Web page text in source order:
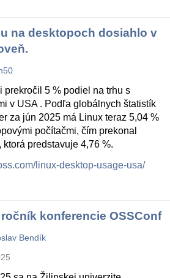
na desktopoch dosiahlo v
prekročil 5 % podiel na trhu s
v USA . Podľa globálnych štatistík
za jún 2025 má Linux teraz 5,04 %
počítačmi, čím prekonal
ktorá predstavuje 4,76 %.
linux-desktop-usage-usa/
konferencie OSSConf
Bendík